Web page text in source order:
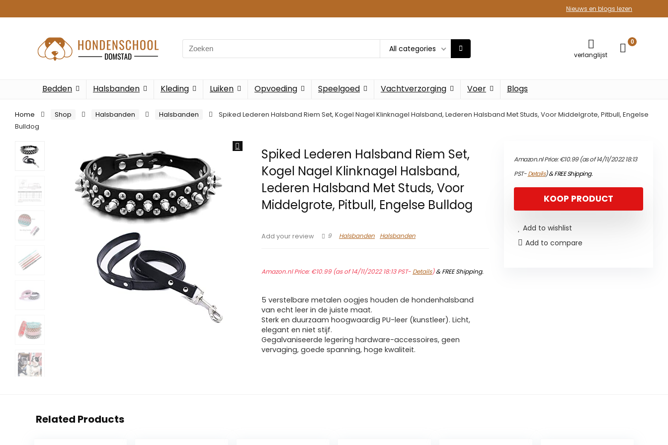
Nieuws en blogs lezen
Search
for:
All categories
verlanglijst
0
Bedden Halsbanden Kleding Luiken Opvoeding Speelgoed Vachtverzorging Voer Blogs
Home Shop Halsbanden Halsbanden
Spiked Lederen Halsband Riem Set, Kogel Nagel Klinknagel Halsband, Lederen Halsband Met Studs, Voor Middelgrote, Pitbull, Engelse
Bulldog
Spiked Lederen Halsband Riem Set,
Kogel Nagel Klinknagel Halsband,
Lederen Halsband Met Studs, Voor
Middelgrote, Pitbull, Engelse Bulldog
Add your review 9 Halsbanden Halsbanden
Amazon.nl Price:€10.99(as of 14/11/2022 18:13 PST- Details)&FREE Shipping.
5 verstelbare metalen oogjes houden de hondenhalsband
van echt leer in de juiste maat.
Sterk en duurzaam hoogwaardig PU-leer (kunstleer). Licht,
elegant en niet stijf.
Gegalvaniseerde legering hardware-accessoires, geen
vervaging, goede spanning, hoge kwaliteit.
Amazon.nl Price:€10.99(as of 14/11/2022 18:13
PST-Details)&FREE Shipping.
KOOP PRODUCT
Add to wishlist
Add to compare
Related Products